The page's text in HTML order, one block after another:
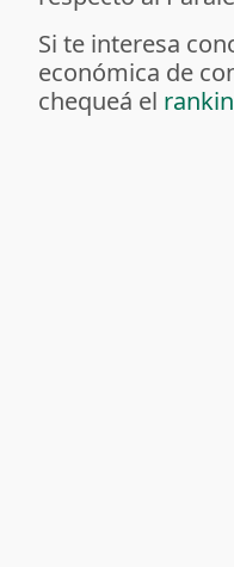
Si te interesa
económica de
chequeá el